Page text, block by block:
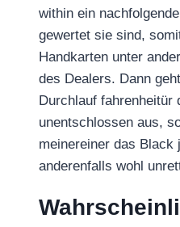
within ein
gewertet sie sind,
Handkarten unter
des Dealers. Dann
Durchlauf fahrenheitür
unentschlossen aus,
meinereiner das Black
anderenfalls wohl